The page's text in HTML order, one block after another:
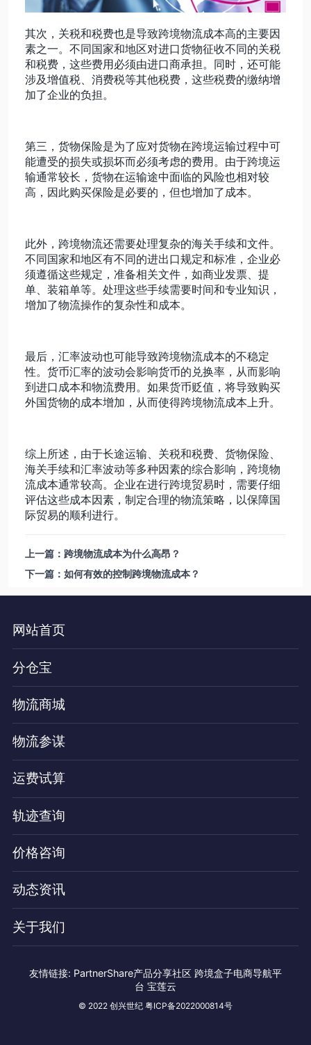
其次，关税和税费也是导致跨境物流成本高的主要因
素之一。不同国家和地区对进口货物征收不同的关税
和税费，这些费用必须由进口商承担。同时，还可能
涉及增值税、消费税等其他税费，这些税费的缴纳增
加了企业的负担。
第三，货物保险是为了应对货物在跨境运输过程中可
能遭受的损失或损坏而必须考虑的费用。由于跨境运
输通常较长，货物在运输途中面临的风险也相对较
高，因此购买保险是必要的，但也增加了成本。
此外，跨境物流还需要处理复杂的海关手续和文件。
不同国家和地区有不同的进出口规定和标准，企业必
须遵循这些规定，准备相关文件，如商业发票、提
单、装箱单等。处理这些手续需要时间和专业知识，
增加了物流操作的复杂性和成本。
最后，汇率波动也可能导致跨境物流成本的不稳定
性。货币汇率的波动会影响货币的兑换率，从而影响
到进口成本和物流费用。如果货币贬值，将导致购买
外国货物的成本增加，从而使得跨境物流成本上升。
综上所述，由于长途运输、关税和税费、货物保险、
海关手续和汇率波动等多种因素的综合影响，跨境物
流成本通常较高。企业在进行跨境贸易时，需要仔细
评估这些成本因素，制定合理的物流策略，以保障国
际贸易的顺利进行。
上一篇：跨境物流成本为什么高昂？
下一篇：如何有效的控制跨境物流成本？
网站首页
分仓宝
物流商城
物流参谋
运费试算
轨迹查询
价格咨询
动态资讯
关于我们
友情链接: PartnerShare产品分享社区 跨境盒子电商导航平
台 宝莲云
© 2022 创兴世纪 粤ICP备2022000814号